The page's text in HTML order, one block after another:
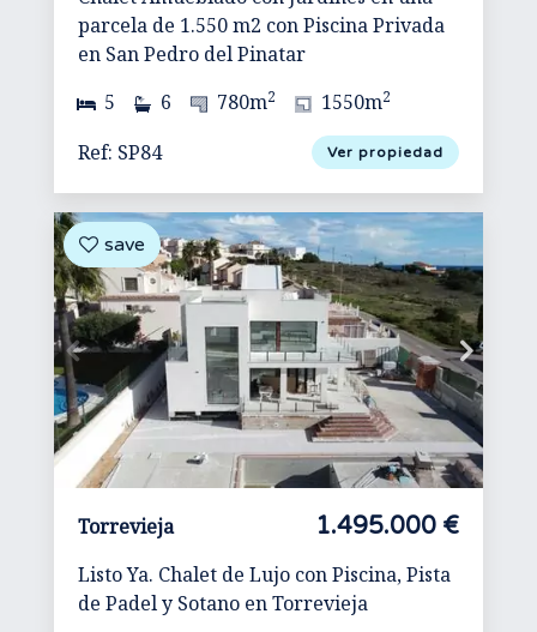
parcela de 1.550 m2 con Piscina Privada
en San Pedro del Pinatar
5
6 780m2 1550m2
Ref: SP84 Ver propiedad
Torrevieja 1.495.000 €
Listo Ya. Chalet de Lujo con Piscina, Pista
de Padel y Sotano en Torrevieja